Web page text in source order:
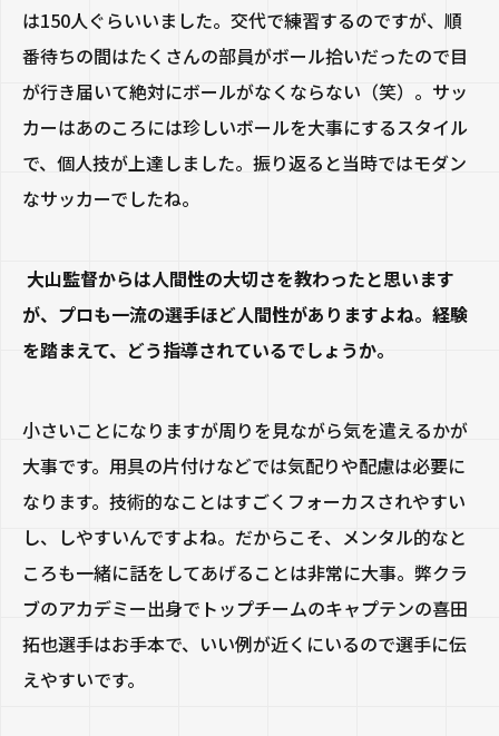
は150人ぐらいいました。交代で練習するのですが、順
番待ちの間はたくさんの部員がボール拾いだったので目
が行き届いて絶対にボールがなくならない（笑）。サッ
カーはあのころには珍しいボールを大事にするスタイル
で、個人技が上達しました。振り返ると当時ではモダン
なサッカーでしたね。
大山監督からは人間性の大切さを教わったと思います
が、プロも一流の選手ほど人間性がありますよね。経験
を踏まえて、どう指導されているでしょうか。
小さいことになりますが周りを見ながら気を遣えるかが
大事です。用具の片付けなどでは気配りや配慮は必要に
なります。技術的なことはすごくフォーカスされやすい
し、しやすいんですよね。だからこそ、メンタル的なと
ころも一緒に話をしてあげることは非常に大事。弊クラ
ブのアカデミー出身でトップチームのキャプテンの喜田
拓也選手はお手本で、いい例が近くにいるので選手に伝
えやすいです。